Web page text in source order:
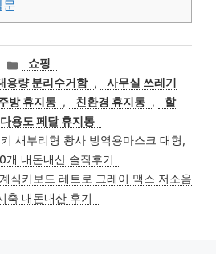
카
테
고
리
쇼핑
용량 분리수거함 ,
사무실 쓰레기
방 휴지통 , 친환경 휴지통 ,
할
용도 페달 휴지통
새부리형 황사 방역용마스크 대형,
개 내돈내산 솔직후기
식키보드 레트로 그레이 맥스 저소음
축 내돈내산 후기